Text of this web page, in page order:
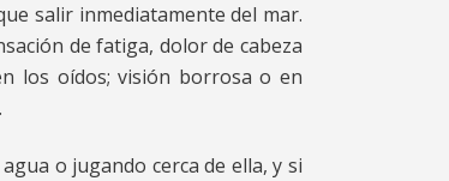
salir inmediatamente del mar.
de fatiga, dolor de cabeza
los oídos; visión borrosa o en
o jugando cerca de ella, y si